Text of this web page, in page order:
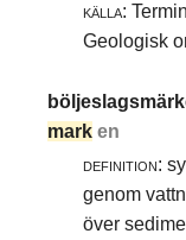
källa:
Geologisk
mark en
definition:
genom
över